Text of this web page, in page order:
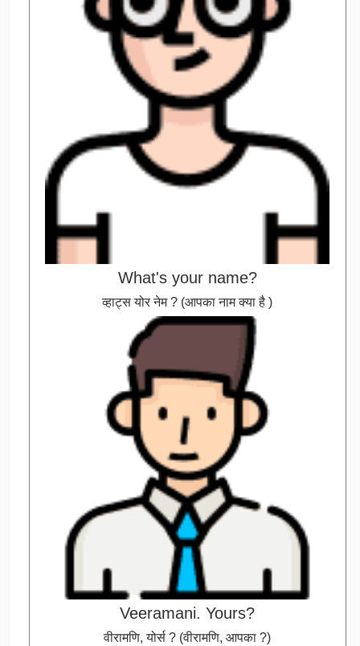
What's your name?
व्हाट्स योर नेम ? (आपका नाम क्या है )
Veeramani. Yours?
वीरामणि, योर्स ? (वीरामणि, आपका ?)